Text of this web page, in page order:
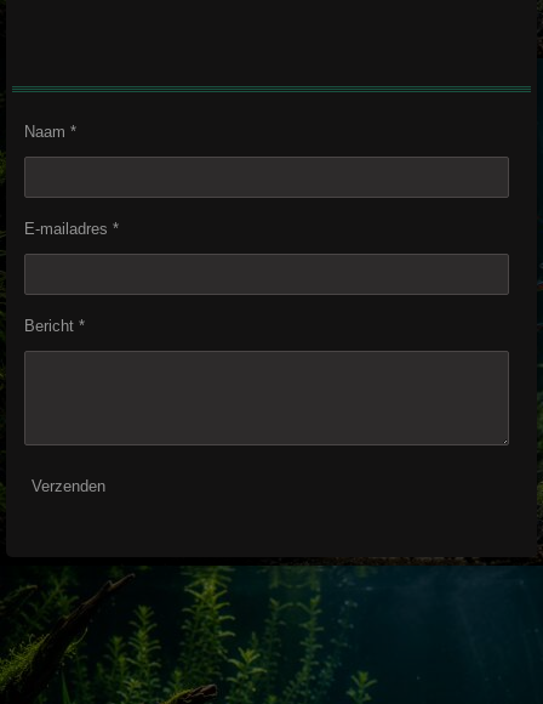
Naam *
E-mailadres *
Bericht *
Verzenden